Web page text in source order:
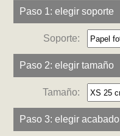
Paso 1: elegir soporte
Soporte:
Paso 2: elegir tamaño
Tamaño:
Paso 3: elegir acabado